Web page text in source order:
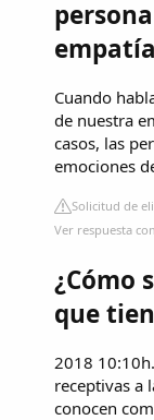
Cuando
de nuestra
casos, las
emociones
Solicitud de
Ver respuesta
¿Cómo
que
2018
receptivas a
conocen